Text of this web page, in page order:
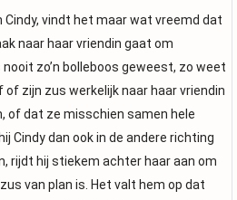
Cindy, vindt het maar wat vreemd dat
naar haar vriendin gaat om
zo’n bolleboos geweest, zo weet
of zijn zus werkelijk naar haar vriendin
of dat ze misschien samen hele
Cindy dan ook in de andere richting
rijdt hij stiekem achter haar aan om
van plan is. Het valt hem op dat